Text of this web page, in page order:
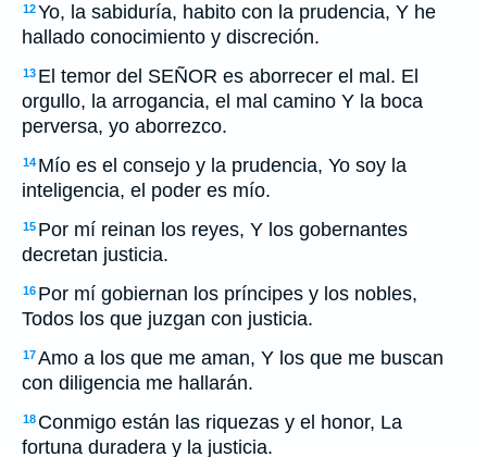
12Yo, la sabiduría, habito con la prudencia, Y he
hallado conocimiento y discreción.
13 El temor del SEÑOR es aborrecer el mal. El
orgullo, la arrogancia, el mal camino Y la boca
perversa, yo aborrezco.
14 Mío es el consejo y la prudencia, Yo soy la
inteligencia, el poder es mío.
15 Por mí reinan los reyes, Y los gobernantes
decretan justicia.
16 Por mí gobiernan los príncipes y los nobles,
Todos los que juzgan con justicia.
17Amo a los que me aman, Y los que me buscan
con diligencia me hallarán.
18 Conmigo están las riquezas y el honor, La
fortuna duradera y la justicia.